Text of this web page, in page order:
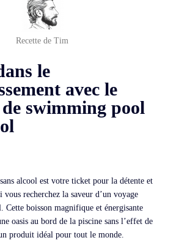
Recette de Tim
le
avec le
swimming pool
alcool est votre ticket pour la détente et
vous recherchez la saveur d’un voyage
Cette boisson magnifique et énergisante
oasis au bord de la piscine sans l’effet de
produit idéal pour tout le monde.